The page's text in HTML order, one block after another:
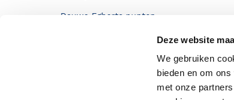
Deze website
We gebruiken
bieden en om
met onze
Douwe Egberts punten